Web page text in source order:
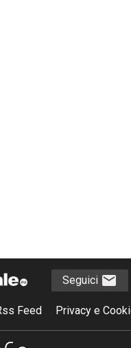
Seguici
Feed Privacy e